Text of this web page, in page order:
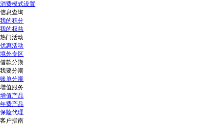
消费模式设置
信息查询
我的积分
我的权益
热门活动
优惠活动
境外专区
借款分期
我要分期
账单分期
增值服务
增值产品
年费产品
保险代理
客户指南